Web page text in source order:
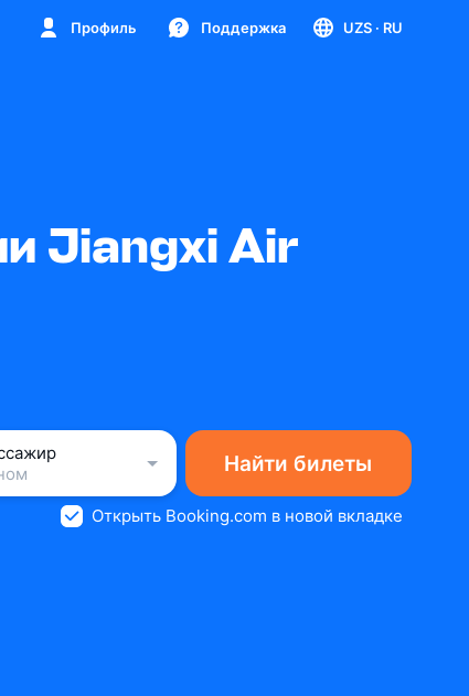
Профиль Поддержка UZS · RU
Jiangxi Air
Найти билеты
Открыть Booking.com в новой вкладке